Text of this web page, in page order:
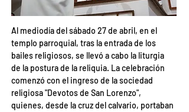
Al mediodía del sábado 27 de abril, en el
templo parroquial, tras la entrada de los
bailes religiosos, se llevó a cabo la liturgia
de la postura de la reliquia. La celebración
comenzó con el ingreso de la sociedad
religiosa "Devotos de San Lorenzo",
quienes, desde la cruz del calvario, portaban